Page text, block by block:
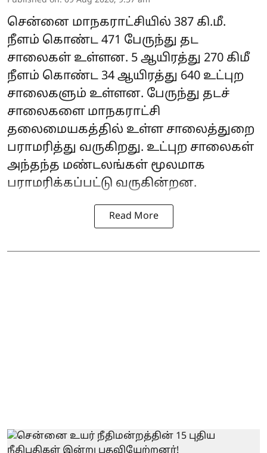
சென்னை மாநகராட்சியில் 387 கி.மீ.
நீளம் கொண்ட 471 பேருந்து தட
சாலைகள் உள்ளன. 5 ஆயிரத்து 270 கிமீ
நீளம் கொண்ட 34 ஆயிரத்து 640 உட்புற
சாலைகளும் உள்ளன. பேருந்து தடச்
சாலைகளை மாநகராட்சி
தலைமையகத்தில் உள்ள சாலைத்துறை
பராமரித்து வருகிறது. உட்புற சாலைகள்
அந்தந்த மண்டலங்கள் மூலமாக
பராமரிக்கப்பட்டு வருகின்றன.
Read More